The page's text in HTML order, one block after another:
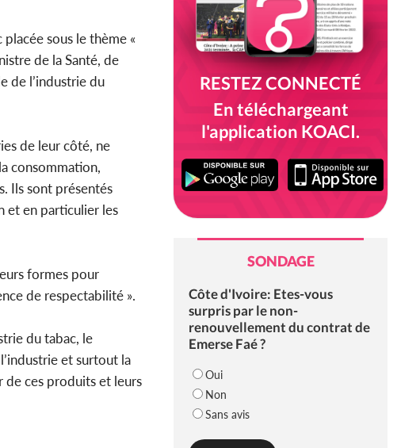
sous le thème «
de la Santé, de
de l’industrie du
de leur côté, ne
consommation,
Ils sont présentés
et en particulier les
formes pour
de respectabilité ».
du tabac, le
et surtout la
de ces produits et leurs
RESTEZ CONNECTÉ
En téléchargeant
l'application KOACI.
SONDAGE
Côte d'Ivoire: Etes-vous
surpris par le non-
renouvellement du contrat de
Emerse Faé ?
Oui
Non
Sans avis